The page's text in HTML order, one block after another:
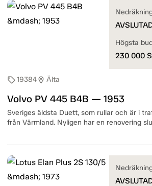
sell19384location_on Älta
Volvo PV 445 B4B — 1953
Sveriges äldsta Duett, som rullar och är i
från Värmland. Nyligen har en renovering
Högsta
230 000